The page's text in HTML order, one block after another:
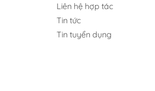
Liên hệ hợp tác
Tin tức
Tin tuyển dụng